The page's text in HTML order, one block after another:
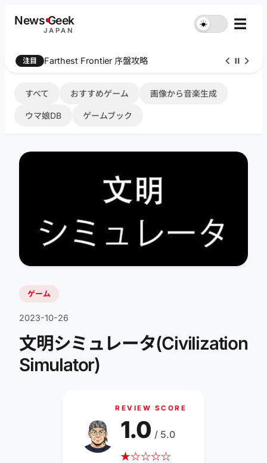
NewsGeek
JAPAN
☀︎ ☰
注目 Farthest Frontier 序盤攻略
すべて おすすめゲーム 画像から音楽生成
ウマ娘DB ゲームブック
ゲーム
2023-10-26
文明シミュレータ(Civilization
Simulator)
REVIEW SCORE
★☆☆☆☆
1.0 / 5.0